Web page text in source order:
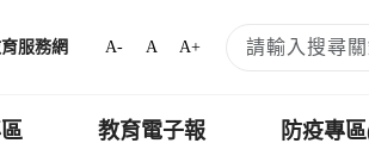
服務網 A- A A+
教育電子報 防疫專